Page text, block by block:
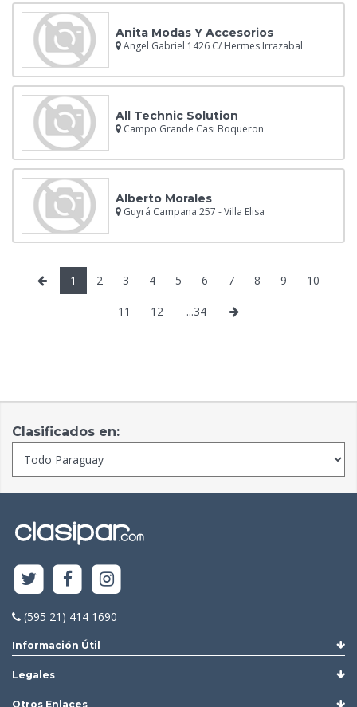
Anita Modas Y Accesorios
Angel Gabriel 1426 C/ Hermes Irrazabal
All Technic Solution
Campo Grande Casi Boqueron
Alberto Morales
Guyrá Campana 257 - Villa Elisa
1 2 3 4 5 6 7 8 9 10
11 12 ...34
Clasificados en:
(595 21) 414 1690
Información Útil
Legales
Otros Enlaces